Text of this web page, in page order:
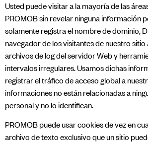
Usted puede visitar a la mayoría de las
PROMOB sin revelar ninguna información
solamente registra el nombre de dominio,
navegador de los visitantes de nuestro
archivos de log del servidor Web y
intervalos irregulares. Usamos dichas
registrar el tráfico de acceso global a
informaciones no están relacionadas a
personal y no lo identifican.
PROMOB puede usar cookies de vez en
archivo de texto exclusivo que un sitio